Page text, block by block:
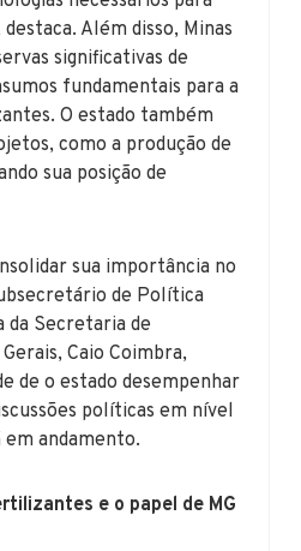
Além disso, Minas
significativas de
fundamentais para a
O estado também
como a produção de
sua posição de
sua importância no
de Política
da Secretaria de
Caio Coimbra,
de o estado desempenhar
políticas em nível
andamento.
e o papel de MG